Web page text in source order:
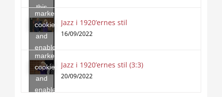
this
content
marketing
cookies
and
enable
this
content
Jazz i 1920’ernes stil
16/09/2022
Click
to
accept
marketing
cookies
and
enable
Jazz i 1920’ernes stil (3:3)
20/09/2022